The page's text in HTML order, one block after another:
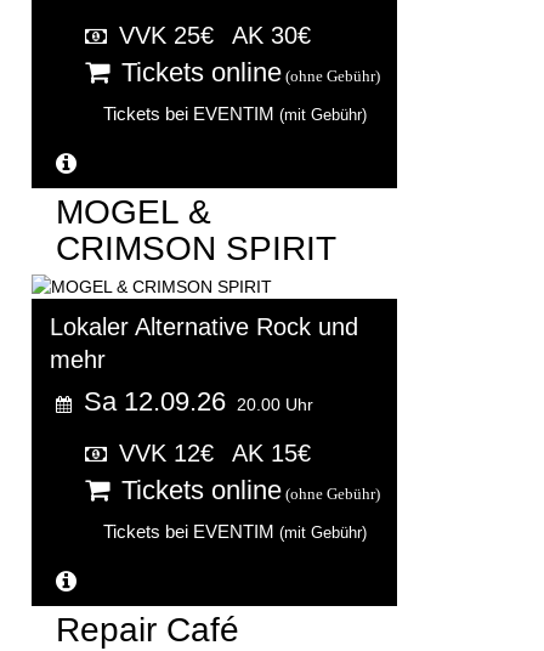
VVK 25€ AK 30€
Tickets online (ohne Gebühr)
Tickets bei EVENTIM (mit Gebühr)
MOGEL &
CRIMSON SPIRIT
Lokaler Alternative Rock und
mehr
Sa 12.09.26 20.00 Uhr
VVK 12€ AK 15€
Tickets online (ohne Gebühr)
Tickets bei EVENTIM (mit Gebühr)
Repair Café